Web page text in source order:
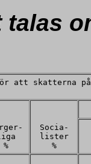
talas
att skatterna
%
Socia-
lister
%